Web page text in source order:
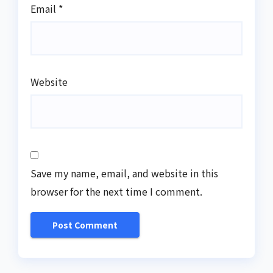
Email *
Website
Save my name, email, and website in this
browser for the next time I comment.